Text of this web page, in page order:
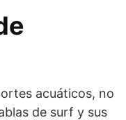
acuáticos, no
de surf y sus